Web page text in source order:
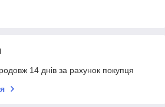
14 днів за рахунок покупця